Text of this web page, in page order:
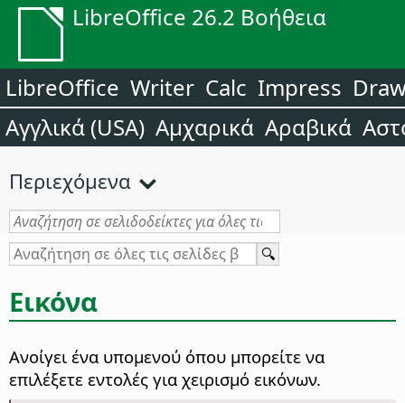
LibreOffice 26.2 Βοήθεια
LibreOffice Writer Calc Impress
Αγγλικά (USA) Αμχαρικά Αραβικά
Περιεχόμενα
Εικόνα
Ανοίγει ένα υπομενού όπου μπορείτε να
επιλέξετε εντολές για χειρισμό εικόνων.